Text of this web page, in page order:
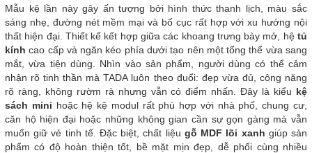
Mẫu kệ lần này gây ấn tượng bởi hình thức thanh lịch, màu sắc
sáng nhẹ, đường nét mềm mại và bố cục rất hợp với xu hướng nội
thất hiện đại. Thiết kế kết hợp giữa các khoang trưng bày mở, hệ tủ
kính cao cấp và ngăn kéo phía dưới tạo nên một tổng thể vừa sang
mắt, vừa tiện dùng. Nhìn vào sản phẩm, người dùng có thể cảm
nhận rõ tinh thần mà TADA luôn theo đuổi: đẹp vừa đủ, công năng
rõ ràng, không rườm rà nhưng vẫn có điểm nhấn. Đây là kiểu kệ
sách mini hoặc hệ kệ modul rất phù hợp với nhà phố, chung cư,
căn hộ hiện đại hoặc những không gian cần sự gọn gàng mà vẫn
muốn giữ vẻ tinh tế. Đặc biệt, chất liệu gỗ MDF lõi xanh giúp sản
phẩm có độ hoàn thiện tốt, bề mặt mịn đẹp, dễ phối cùng nhiều